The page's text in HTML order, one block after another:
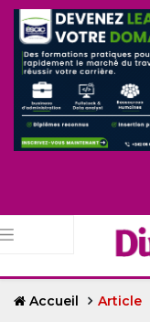
Accueil Article